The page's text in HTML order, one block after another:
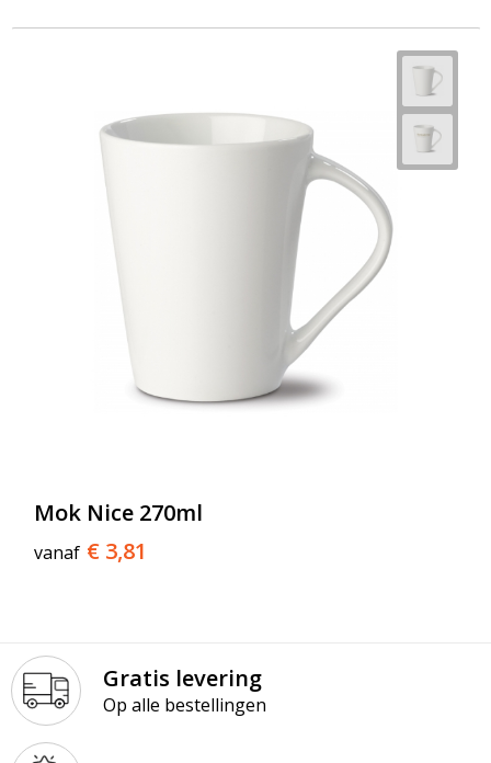
Mok Nice 270ml
vanaf € 3,81
Gratis levering
Op alle bestellingen